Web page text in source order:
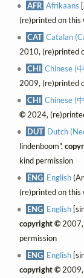
AFR Afrikaans
(re)printed on this
CAT Catalan
2010, (re)printed
CHI Chinese (
2009, (re)printed
CHI Chinese (
©2024,
DUT Dutch
lindenboom",
kind permission
ENG English
(re)printed on this
ENG English
copyright ©2007,
permission
ENG English
copyright ©2009,